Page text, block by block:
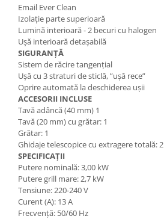
Email Ever Clean
Izolație parte superioară
Lumină interioară - 2 becuri cu halogen
Ușă interioară detașabilă
SIGURANȚĂ
Sistem de răcire tangențial
Ușă cu 3 straturi de sticlă, ”ușă rece”
Oprire automată la deschiderea ușii
ACCESORII INCLUSE
Tavă adâncă (40 mm) 1
Tavă (20 mm) cu grătar: 1
Grătar: 1
Ghidaje telescopice cu extragere totală: 2
SPECIFICAȚII
Putere nominală: 3,00 kW
Putere grill mare: 2,7 kW
Tensiune: 220-240 V
Curent (A): 13 A
Frecvență: 50/60 Hz